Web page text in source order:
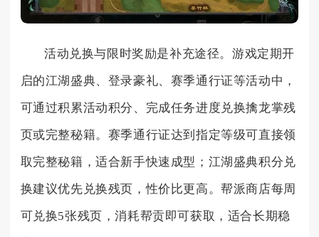
活动兑换与限时奖励是补充途径。游戏定期开
启的江湖盛典、登录豪礼、赛季通行证等活动中，
可通过积累活动积分、完成任务进度兑换擒龙掌残
页或完整秘籍。赛季通行证达到指定等级可直接领
取完整秘籍，适合新手快速成型；江湖盛典积分兑
换建议优先兑换残页，性价比更高。帮派商店每周
可兑换5张残页，消耗帮贡即可获取，适合长期稳